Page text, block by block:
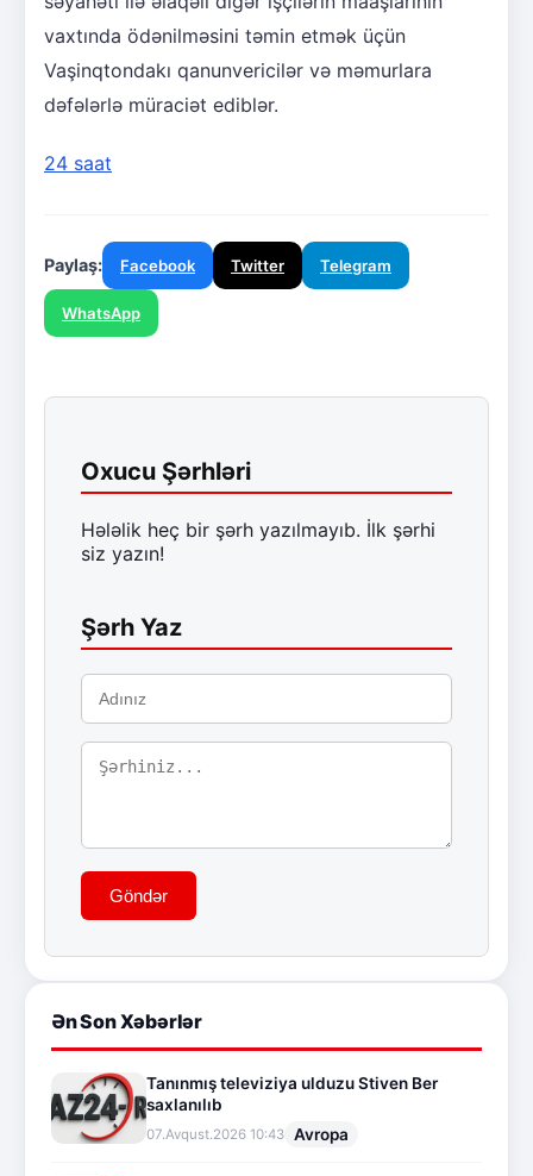
vaxtında ödənilməsini təmin etmək üçün
Vaşinqtondakı qanunvericilər və məmurlara
dəfələrlə müraciət ediblər.
24 saat
Paylaş: Facebook Twitter Telegram
WhatsApp
Oxucu Şərhləri
Hələlik heç bir şərh yazılmayıb. İlk şərhi
siz yazın!
Şərh Yaz
Göndər
Ən Son Xəbərlər
Tanınmış televiziya ulduzu Stiven Ber
saxlanılıb
07.Avqust.2026 10:43 Avropa